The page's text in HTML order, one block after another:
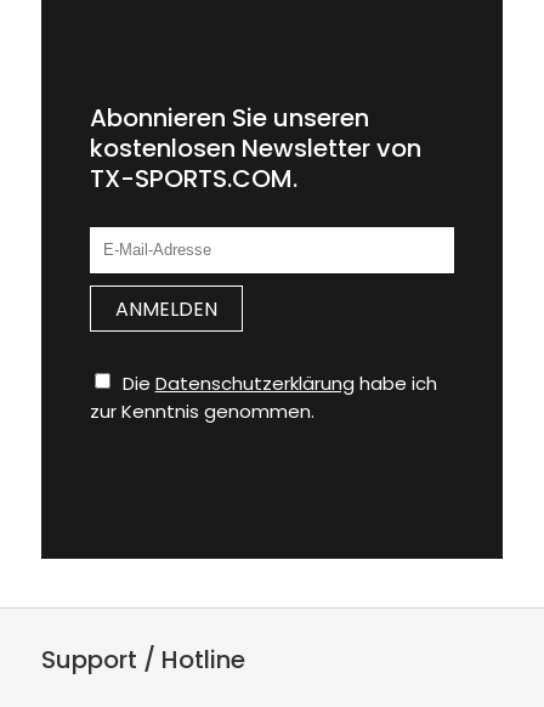
Abonnieren Sie unseren
kostenlosen Newsletter von
TX-SPORTS.COM.
Die Datenschutzerklärung habe ich
zur Kenntnis genommen.
Support / Hotline